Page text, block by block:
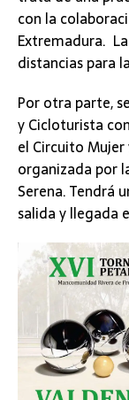
con la
Extremadura.
distancias para
Por otra parte,
y Cicloturista
el Circuito
organizada por
Serena. Tendrá
salida y llegada